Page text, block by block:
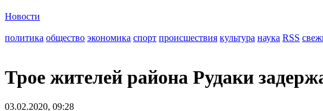
Новости
политика общество экономика спорт происшествия культура наука RSS
Трое жителей района Рудаки
03.02.2020, 09:28